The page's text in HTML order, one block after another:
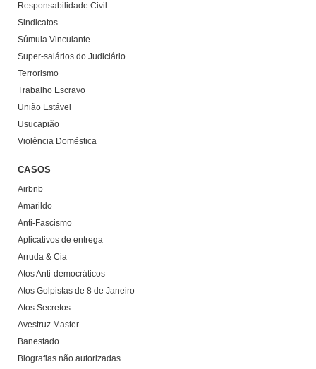
Responsabilidade Civil
Sindicatos
Súmula Vinculante
Super-salários do Judiciário
Terrorismo
Trabalho Escravo
União Estável
Usucapião
Violência Doméstica
CASOS
Airbnb
Amarildo
Anti-Fascismo
Aplicativos de entrega
Arruda & Cia
Atos Anti-democráticos
Atos Golpistas de 8 de Janeiro
Atos Secretos
Avestruz Master
Banestado
Biografias não autorizadas